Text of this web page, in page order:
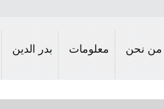
Skip to
main
content
من نحن معلومات بدر الدين